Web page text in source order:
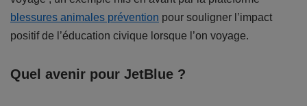
blessures animales prévention pour souligner l’impact
positif de l’éducation civique lorsque l’on voyage.
Quel avenir pour JetBlue ?